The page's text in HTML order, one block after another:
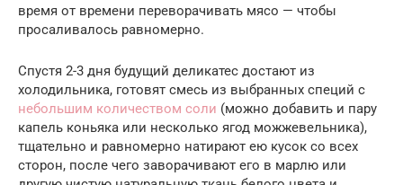
время от времени переворачивать мясо — чтобы
просаливалось равномерно.
Спустя 2-3 дня будущий деликатес достают из
холодильника, готовят смесь из выбранных специй с
небольшим количеством соли (можно добавить и пару
капель коньяка или несколько ягод можжевельника),
тщательно и равномерно натирают ею кусок со всех
сторон, после чего заворачивают его в марлю или